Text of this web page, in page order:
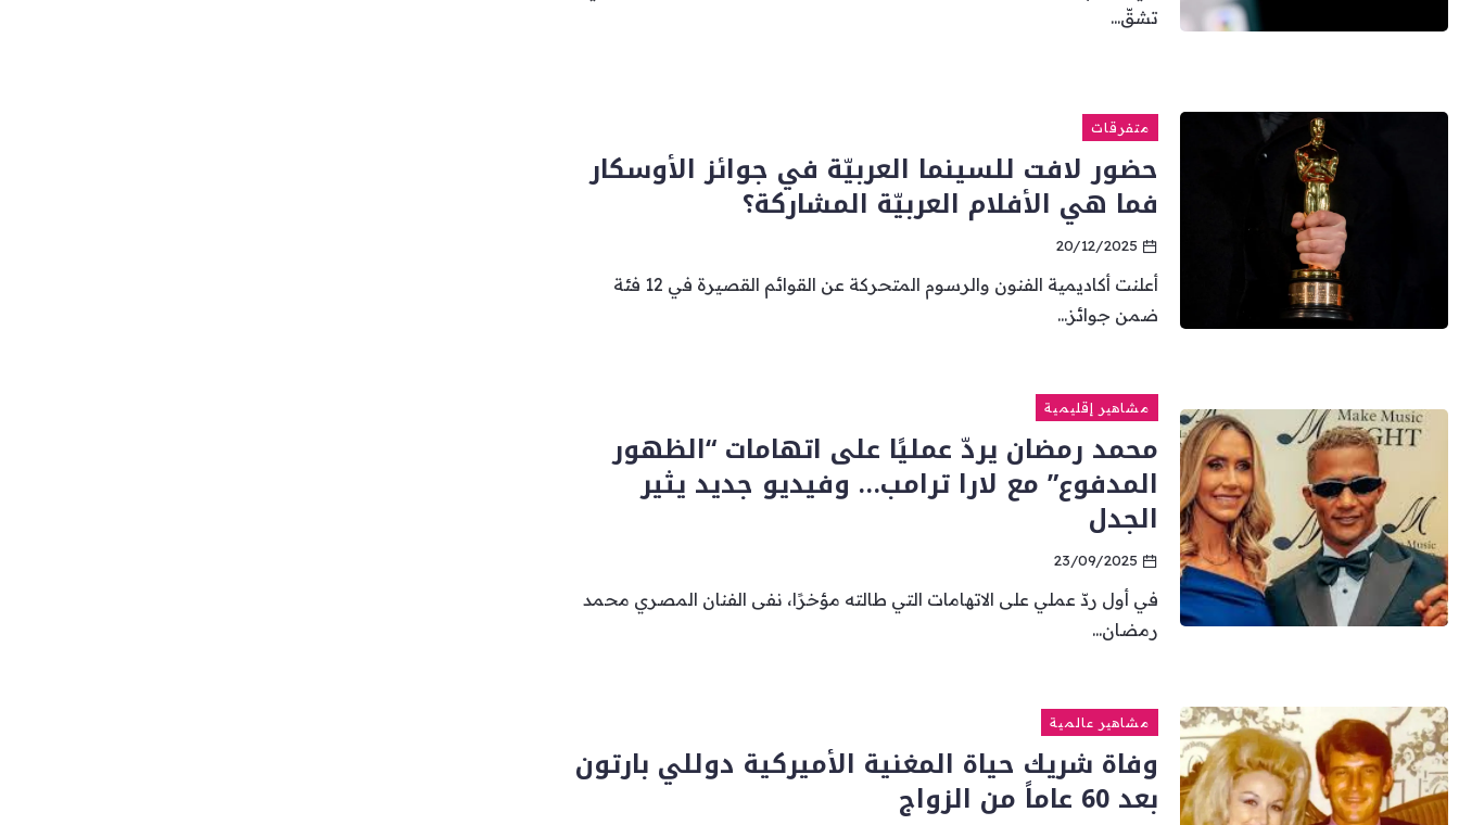
تشقّ...
متفرقات
حضور لافت للسينما العربيّة في جوائز الأوسكار
فما هي الأفلام العربيّة المشاركة؟
20/12/2025
أعلنت أكاديمية الفنون والرسوم المتحركة عن القوائم القصيرة في 12 فئة
ضمن جوائز...
مشاهير إقليمية
محمد رمضان يردّ عمليًا على اتهامات “الظهور
المدفوع” مع لارا ترامب… وفيديو جديد يثير
الجدل
23/09/2025
في أول ردّ عملي على الاتهامات التي طالته مؤخرًا، نفى الفنان المصري محمد
رمضان...
مشاهير عالمية
وفاة شريك حياة المغنية الأميركية دوللي بارتون
بعد 60 عاماً من الزواج